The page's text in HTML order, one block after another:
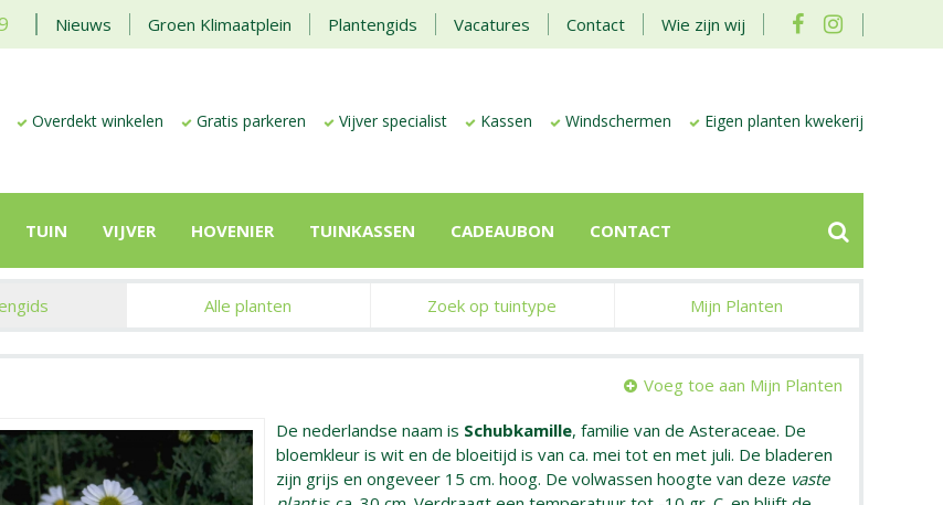
Nieuws Groen Klimaatplein Plantengids Vacatures Contact Wie zijn wij
Overdekt winkelen Gratis parkeren Vijver specialist Kassen Windschermen Eigen planten kwekerij
TUIN VIJVER HOVENIER TUINKASSEN CADEAUBON CONTACT
Alle planten Zoek op tuintype Mijn Planten
Voeg toe aan Mijn Planten
De nederlandse naam is Schubkamille, familie van de Asteraceae. De
bloemkleur is wit en de bloeitijd is van ca. mei tot en met juli. De bladeren
zijn grijs en ongeveer 15 cm. hoog. De volwassen hoogte van deze vaste